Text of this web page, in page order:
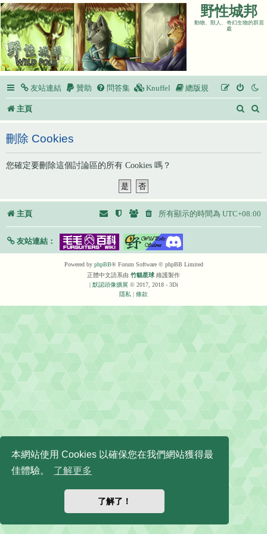
本網站使用 Cookies 以確保您在我們網站獲得最
佳體驗。
了解更多
了解了！
野性城邦
動物、獸人、奇幻生物的群居
處
友站連結 贊助 問答集 Knuffel 總版規
主頁
搜
刪除 Cookies
您確定要刪除這個討論區的所有 Cookies 嗎？
主頁 所有顯示的時間為 UTC+08:00
友站連結：
Powered by phpBB® Forum Software © phpBB Limited
正體中文語系由 竹貓星球 維護製作
| 默認頭像擴展 © 2017, 2018 - 3Di
隱私 | 條款